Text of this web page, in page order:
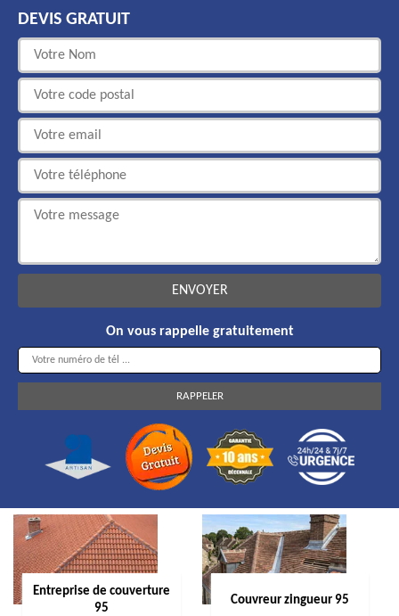
DEVIS GRATUIT
On vous rappelle gratuitement
Entreprise de couverture
95
Couvreur zingueur 95